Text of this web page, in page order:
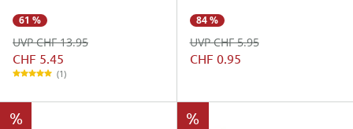
61 %
CHF 5.45
UVP CHF 13.95
(1)
84 %
CHF 0.95
UVP CHF 5.95
% %